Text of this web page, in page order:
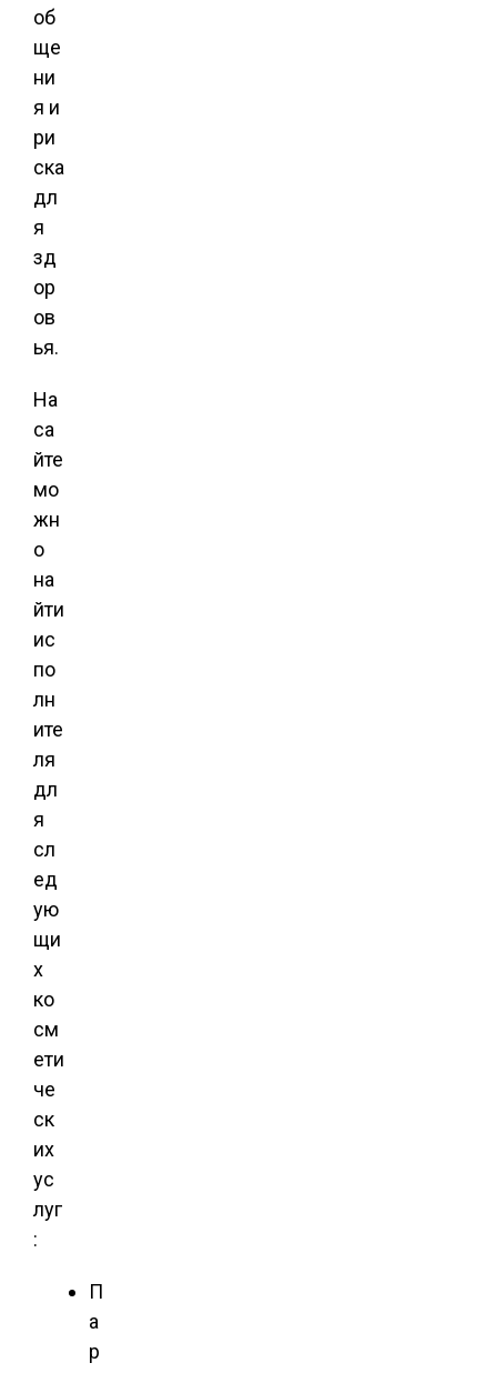
об
ще
ни
я и
ри
ска
дл
я
зд
ор
ов
ья.
На
са
йте
мо
жн
о
на
йти
ис
по
лн
ите
ля
дл
я
сл
ед
ую
щи
х
ко
см
ети
че
ск
их
ус
луг
:
П
а
р